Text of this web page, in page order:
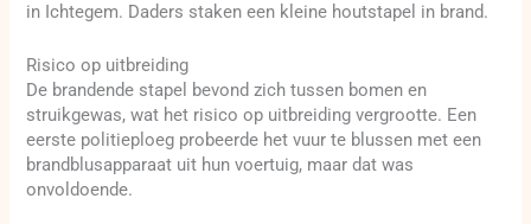
in Ichtegem. Daders staken een kleine houtstapel in brand.
Risico op uitbreiding
De brandende stapel bevond zich tussen bomen en
struikgewas, wat het risico op uitbreiding vergrootte. Een
eerste politieploeg probeerde het vuur te blussen met een
brandblusapparaat uit hun voertuig, maar dat was
onvoldoende.